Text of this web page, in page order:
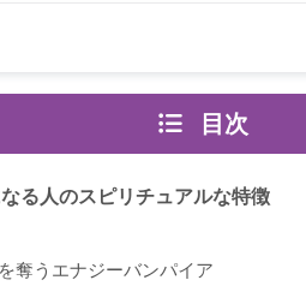
スピリカ（自己紹介はこちら）
目次
る人のスピリチュアルな特徴
奪うエナジーバンパイア